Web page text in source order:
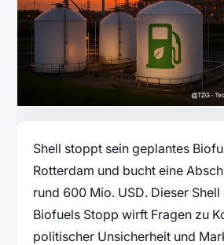
Shell stoppt sein geplantes
Rotterdam und bucht eine
rund 600 Mio. USD. Dieser Shell
Biofuels Stopp wirft Fragen zu
politischer Unsicherheit und